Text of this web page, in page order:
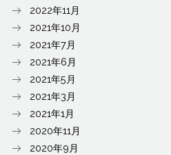
2022年11月
2021年10月
2021年7月
2021年6月
2021年5月
2021年3月
2021年1月
2020年11月
2020年9月